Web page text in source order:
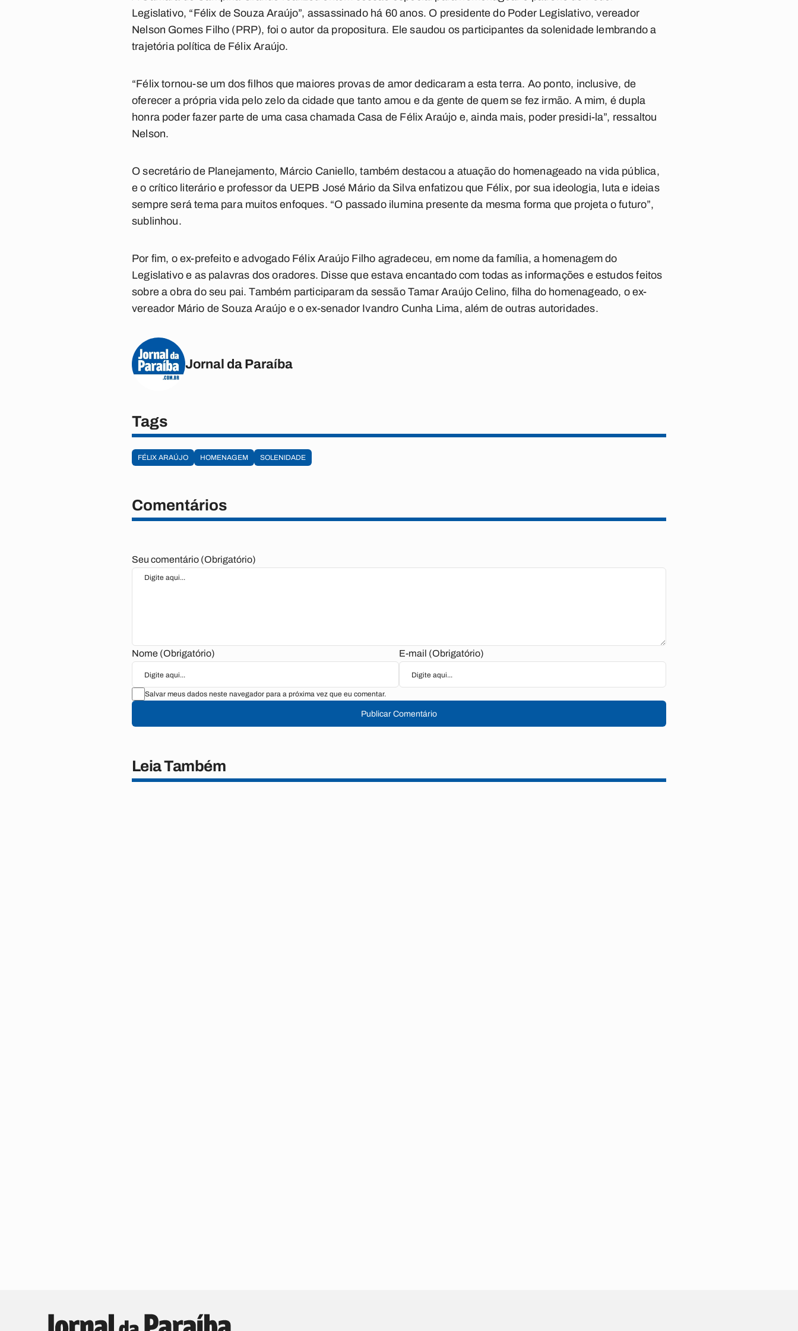
Legislativo, “Félix de Souza Araújo”, assassinado há 60 anos. O presidente do Poder Legislativo, vereador
Nelson Gomes Filho (PRP), foi o autor da propositura. Ele saudou os participantes da solenidade lembrando a
trajetória política de Félix Araújo.
“Félix tornou-se um dos filhos que maiores provas de amor dedicaram a esta terra. Ao ponto, inclusive, de
oferecer a própria vida pelo zelo da cidade que tanto amou e da gente de quem se fez irmão. A mim, é dupla
honra poder fazer parte de uma casa chamada Casa de Félix Araújo e, ainda mais, poder presidi-la”, ressaltou
Nelson.
O secretário de Planejamento, Márcio Caniello, também destacou a atuação do homenageado na vida pública,
e o crítico literário e professor da UEPB José Mário da Silva enfatizou que Félix, por sua ideologia, luta e ideias
sempre será tema para muitos enfoques. “O passado ilumina presente da mesma forma que projeta o futuro”,
sublinhou.
Por fim, o ex-prefeito e advogado Félix Araújo Filho agradeceu, em nome da família, a homenagem do
Legislativo e as palavras dos oradores. Disse que estava encantado com todas as informações e estudos feitos
sobre a obra do seu pai. Também participaram da sessão Tamar Araújo Celino, filha do homenageado, o ex-
vereador Mário de Souza Araújo e o ex-senador Ivandro Cunha Lima, além de outras autoridades.
Jornal da Paraíba
Tags
FÉLIX ARAÚJO HOMENAGEM SOLENIDADE
Comentários
Seu comentário (Obrigatório)
Nome (Obrigatório) E-mail (Obrigatório)
Salvar meus dados neste navegador para a próxima vez que eu comentar.
Publicar Comentário
Leia Também